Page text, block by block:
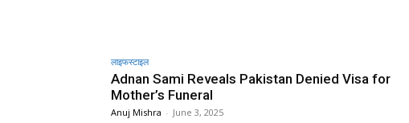
लाइफस्टाइल
Adnan Sami Reveals Pakistan Denied Visa for
Mother’s Funeral
Anuj Mishra - June 3, 2025